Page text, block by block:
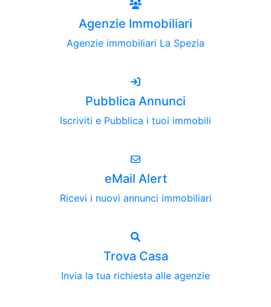
Agenzie Immobiliari
Agenzie immobiliari La Spezia
Pubblica Annunci
Iscriviti e Pubblica i tuoi immobili
eMail Alert
Ricevi i nuovi annunci immobiliari
Trova Casa
Invia la tua richiesta alle agenzie